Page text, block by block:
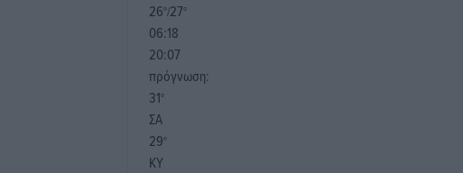
26°/27°
06:18
20:07
πρόγνωση:
31°
ΣΑ
29°
ΚΥ